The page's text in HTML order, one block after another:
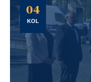
04
KOL